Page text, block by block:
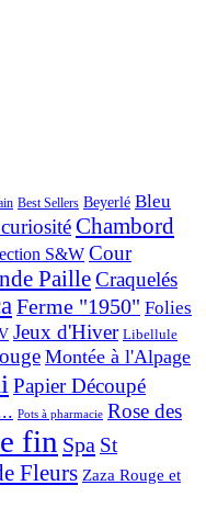
Best Sellers Beyerlé Bleu
Chambord
S&W Cour
PailleCraquelés
Ferme "1950" Folies
Jeux d'Hiver Libellule
Montée à l'Alpage
Papier Découpé
Pots à pharmacie Rose des
fin Spa St
Fleurs Zaza Rouge et